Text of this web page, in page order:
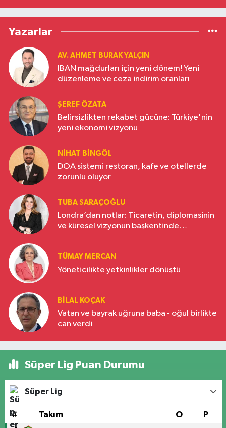
Yazarlar
AV. AHMET BURAK YALÇIN
IBAN mağdurları için yeni dönem! Yeni
düzenleme ve ceza indirim oranları
ŞEREF ÖZATA
Belirsizlikten rekabet gücüne: Türkiye'nin
yeni ekonomi vizyonu
NIHAT BINGÖL
DOA sistemi restoran, kafe ve otellerde
zorunlu oluyor
TUBA SARAÇOĞLU
Londra’dan notlar: Ticaretin, diplomasinin
ve küresel vizyonun başkentinde
TÜMAY MERCAN
Yöneticilikte yetkinlikler dönüştü
BILAL KOÇAK
Vatan ve bayrak uğruna baba - oğul birlikte
can verdi
Süper Lig Puan Durumu
Süper Lig
# Takım O P